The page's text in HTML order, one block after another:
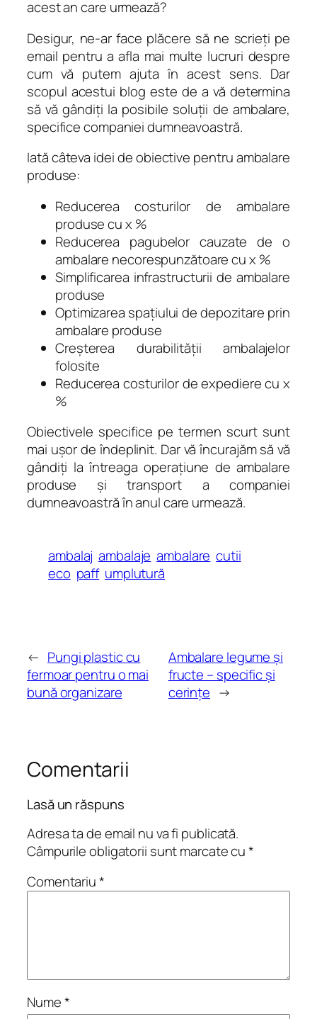
acest an care urmează?
Desigur, ne-ar face plăcere să ne scrieţi pe
email pentru a afla mai multe lucruri despre
cum vă putem ajuta în acest sens. Dar
scopul acestui blog este de a vă determina
să vă gândiţi la posibile soluţii de ambalare,
specifice companiei dumneavoastră.
Iată câteva idei de obiective pentru ambalare
produse:
Reducerea costurilor de ambalare
produse cu x %
Reducerea pagubelor cauzate de o
ambalare necorespunzătoare cu x %
Simplificarea infrastructurii de ambalare
produse
Optimizarea spaţiului de depozitare prin
ambalare produse
Creşterea durabilităţii ambalajelor
folosite
Reducerea costurilor de expediere cu x
%
Obiectivele specifice pe termen scurt sunt
mai uşor de îndeplinit. Dar vă încurajăm să vă
gândiţi la întreaga operaţiune de ambalare
produse şi transport a companiei
dumneavoastră în anul care urmează.
ambalaj ambalaje ambalare cutii
eco paff umplutură
← Pungi plastic cu
fermoar pentru o mai
bună organizare
Ambalare legume şi
fructe – specific şi
cerinţe →
Comentarii
Lasă un răspuns
Adresa ta de email nu va fi publicată.
Câmpurile obligatorii sunt marcate cu*
Comentariu*
Nume*